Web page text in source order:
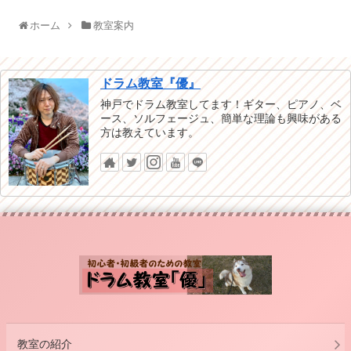
ホーム 教室案内
ドラム教室『優』
神戸でドラム教室してます！ギター、ピアノ、ベ
ース、ソルフェージュ、簡単な理論も興味がある
方は教えています。
教室の紹介